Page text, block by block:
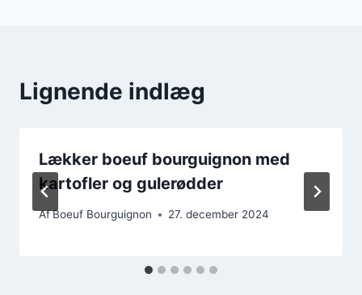
Lignende indlæg
Lækker boeuf bourguignon med
kartofler og gulerødder
AfBoeuf Bourguignon 27. december 2024